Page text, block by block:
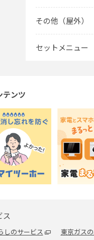
その他（屋外）
セットメニュー
テンツ
ス
しのサービス 東京ガス